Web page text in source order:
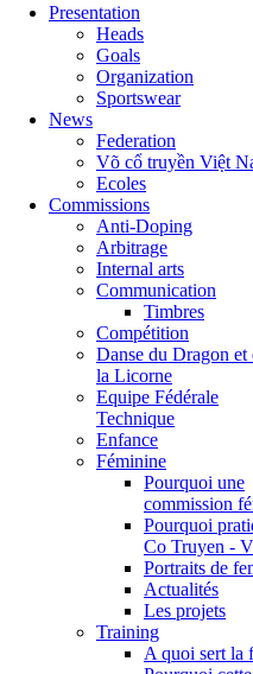
Presentation
Heads
Goals
Organization
Sportswear
News
Federation
Võ cổ truyền Việt
Ecoles
Commissions
Anti-Doping
Arbitrage
Internal arts
Communication
Timbres
Compétition
Danse du Dragon et
la Licorne
Equipe Fédérale
Technique
Enfance
Féminine
Pourquoi une
commission
Pourquoi
Co Truyen -
Portraits de
Actualités
Les projets
Training
A quoi sert la